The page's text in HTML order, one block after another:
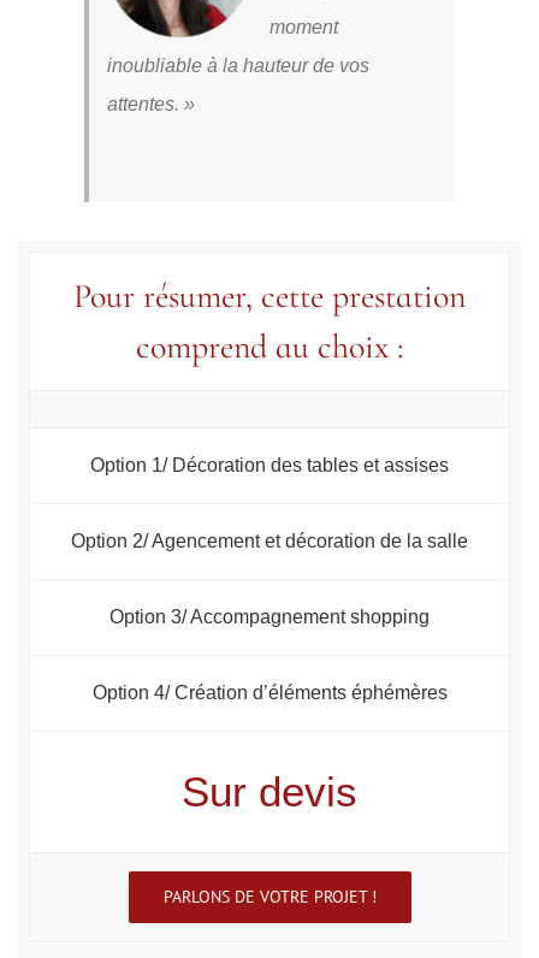
moment
inoubliable à la hauteur de vos
attentes. »
Pour résumer, cette prestation
comprend au choix :
Option 1/ Décoration des tables et assises
Option 2/ Agencement et décoration de la salle
Option 3/ Accompagnement shopping
Option 4/ Création d’éléments éphémères
Sur devis
PARLONS DE VOTRE PROJET !